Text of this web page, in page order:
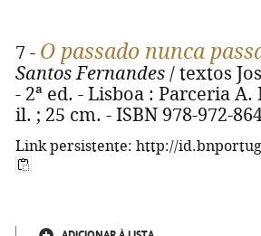
7 - O passado nunca
Santos Fernandes / textos
- 2ª ed. - Lisboa : Parceria
il. ; 25 cm. - ISBN 978-972-
Link persistente: http://